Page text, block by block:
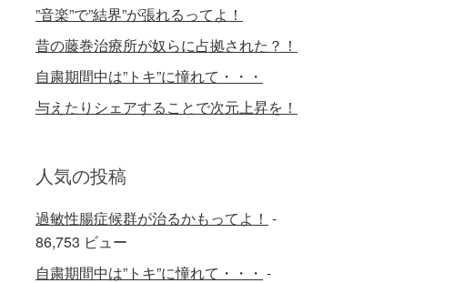
”音楽”で”結界”が張れるってよ！
昔の藤巻治療所が奴らに占拠された？！
自粛期間中は”トキ”に憧れて・・・
与えたりシェアすることで次元上昇を！
人気の投稿
過敏性腸症候群が治るかもってよ！ -
86,753 ビュー
自粛期間中は”トキ”に憧れて・・・ -